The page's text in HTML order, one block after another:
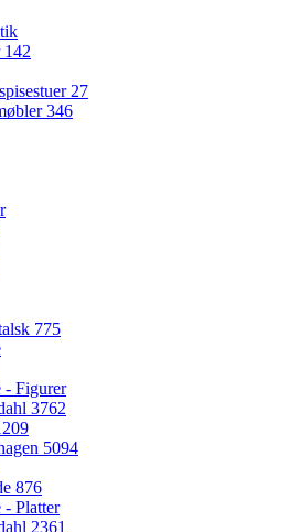
142
27
346
775
- Figurer
3762
5094
876
- Platter
2361